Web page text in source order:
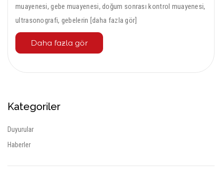
muayenesi, gebe muayenesi, doğum sonrası kontrol muayenesi,
ultrasonografi, gebelerin [daha fazla gör]
Daha fazla gör
Kategoriler
Duyurular
Haberler